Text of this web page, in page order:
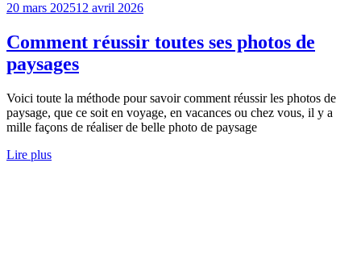
20 mars 202512 avril 2026
Comment réussir toutes ses photos de
paysages
Voici toute la méthode pour savoir comment réussir les photos de
paysage, que ce soit en voyage, en vacances ou chez vous, il y a
mille façons de réaliser de belle photo de paysage
Lire plus